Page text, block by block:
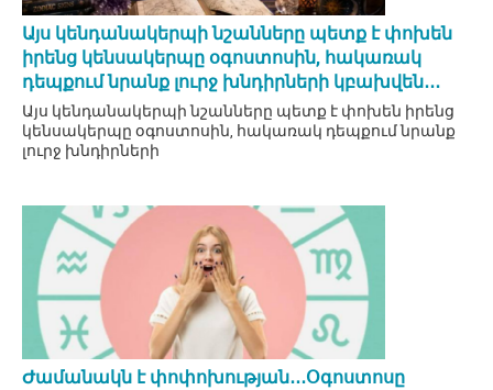
Այս կենդանակերպի նշանները պետք է փոխեն
իրենց կենսակերպը օգոստոսին, հակառակ
դեպքում նրանք լուրջ խնդիրների կբախվեն․․․
Այս կենդանակերպի նշանները պետք է փոխեն իրենց
կենսակերպը օգոստոսին, հակառակ դեպքում նրանք
լուրջ խնդիրների
Ժամանակն է փոփոխության․․․Օգոստոսը